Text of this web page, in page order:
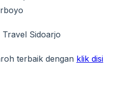
Sidoarjo
terbaik dengan klik disi